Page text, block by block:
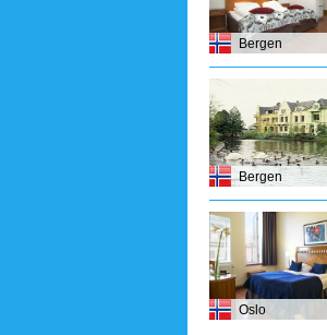
Bergen
Bergen
Oslo